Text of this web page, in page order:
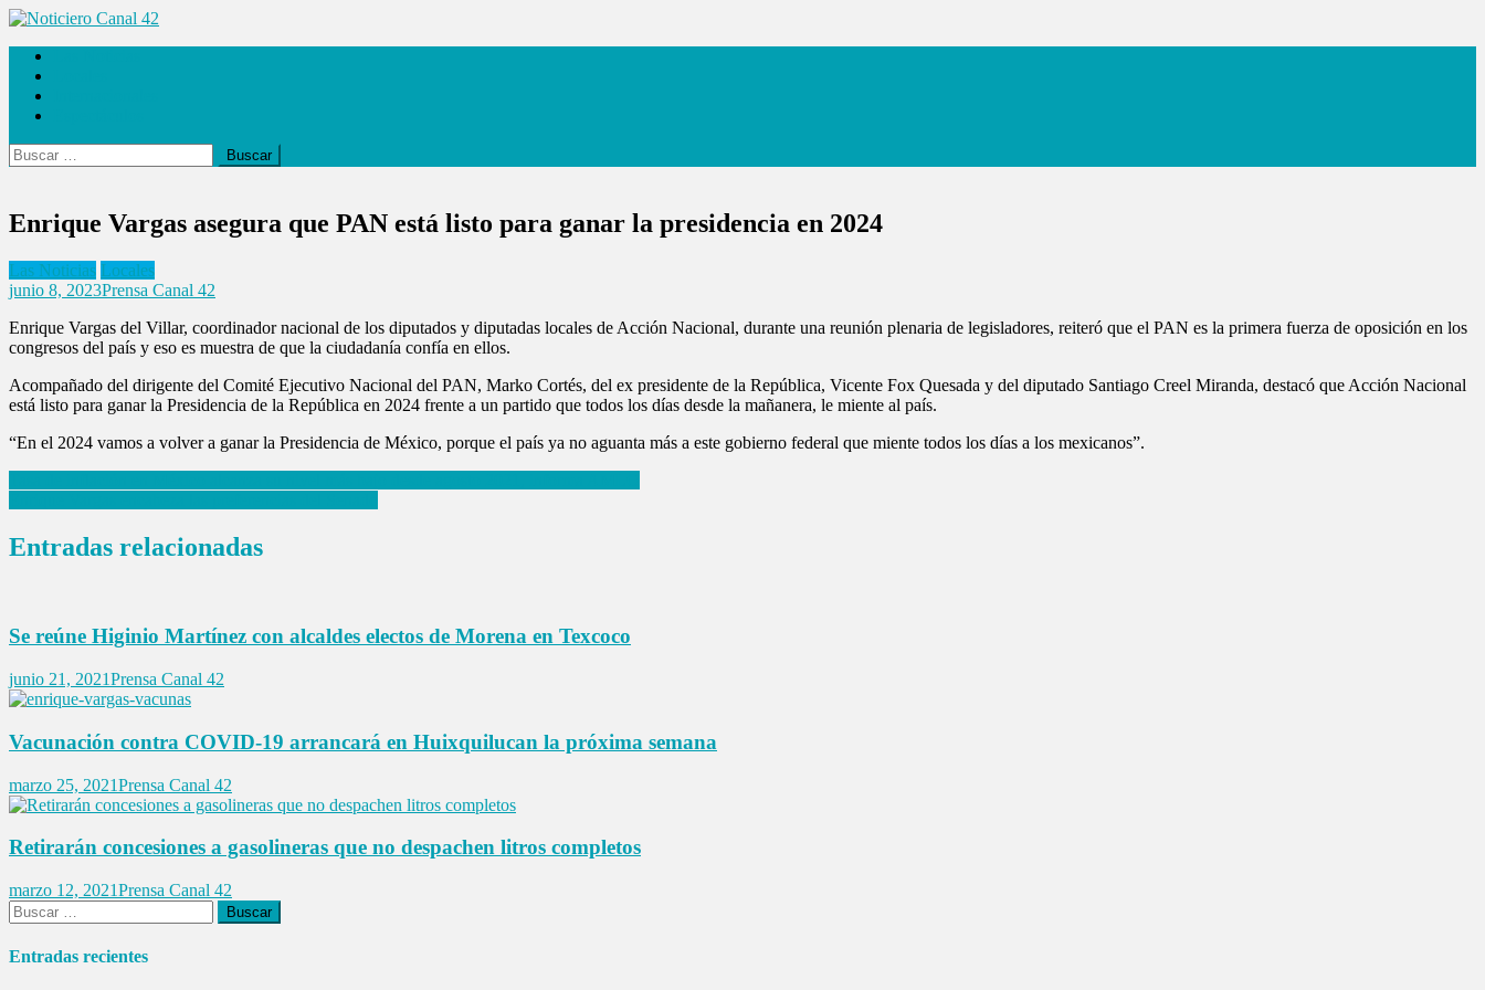
Saltar
contenido
Noticiero Canal 42
Buscar:
Enrique Vargas asegura que PAN está listo para ganar la presidencia en 2024
Las Noticias Locales
junio 8, 2023Prensa Canal 42
Enrique Vargas del Villar, coordinador nacional de los diputados y diputadas locales de Acción Nacional, durante una reunión plenaria de legisladores, reiteró que el PAN es la primera fuerza de oposición en los
congresos del país y eso es muestra de que la ciudadanía confía en ellos.
Acompañado del dirigente del Comité Ejecutivo Nacional del PAN, Marko Cortés, del ex presidente de la República, Vicente Fox Quesada y del diputado Santiago Creel Miranda, destacó que Acción Nacional
está listo para ganar la Presidencia de la República en 2024 frente a un partido que todos los días desde la mañanera, le miente al país.
“En el 2024 vamos a volver a ganar la Presidencia de México, porque el país ya no aguanta más a este gobierno federal que miente todos los días a los mexicanos”.
Navegación
de
entradas
Entradas relacionadas
Se reúne Higinio Martínez con alcaldes electos de Morena en Texcoco
junio 21, 2021Prensa Canal 42
Vacunación contra COVID-19 arrancará en Huixquilucan la próxima semana
marzo 25, 2021Prensa Canal 42
Retirarán concesiones a gasolineras que no despachen litros completos
marzo 12, 2021Prensa Canal 42
Buscar:
Entradas recientes